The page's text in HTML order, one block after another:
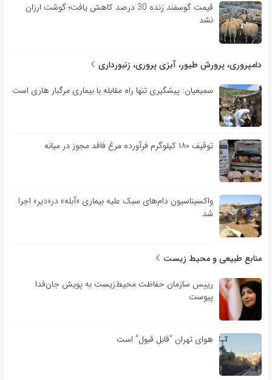
قیمت گوسفند زنده 30 درصد کاهش یافت؛ گوشت ارزان
نشد
دامپروری، پرورش طیور، آبزی پروری، زنبورداری
سمیعیان: پیشگیری تنها راه مقابله با بیماری مرگبار هاری است
توقیف ۱۸۰ کیلوگرم فرآورده مرغ فاقد مجوز در میانه
واکسیناسیون دام‌های سبک علیه بیماری «آبله» در«دیر» اجرا
شد
منابع طبیعی و محیط زیست
رییس سازمان حفاظت محیط‌زیست به پویش جان‌فدا
پیوست
هوای تهران “قابل قبول” است